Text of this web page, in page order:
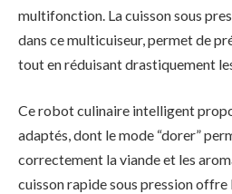
multifonction. La cuisson sous
dans ce multicuiseur, permet de
tout en réduisant drastiquement
Ce robot culinaire intelligent
adaptés, dont le mode “dorer”
correctement la viande et les
cuisson rapide sous pression